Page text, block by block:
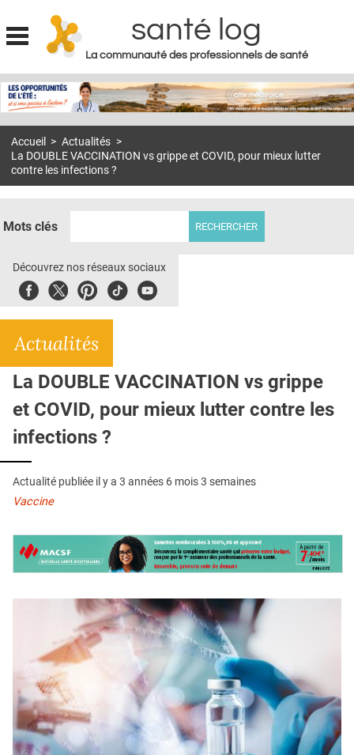
Jump to navigation
santé log
La communauté des professionnels de santé
MON COMPTE
S'ABONNER À LA REVUE SOIN À DOMICILE
E-REVUE SAD
THÉMA
CRÉDITS
Accueil > Actualités >
La DOUBLE VACCINATION vs grippe et COVID, pour mieux lutter
contre les infections ?
Mots clés
Découvrez nos réseaux sociaux
FacebookTwitterPinterest
TiktokYoubute
Actualités
La DOUBLE VACCINATION vs grippe
et COVID, pour mieux lutter contre les
infections ?
Actualité publiée il y a 3 années 6 mois 3 semaines
Vaccine